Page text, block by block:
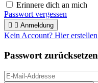
Erinnere dich an mich
Passwort vergessen
  Anmeldung
Kein Account? Hier erstellen
Passwort zurücksetzen